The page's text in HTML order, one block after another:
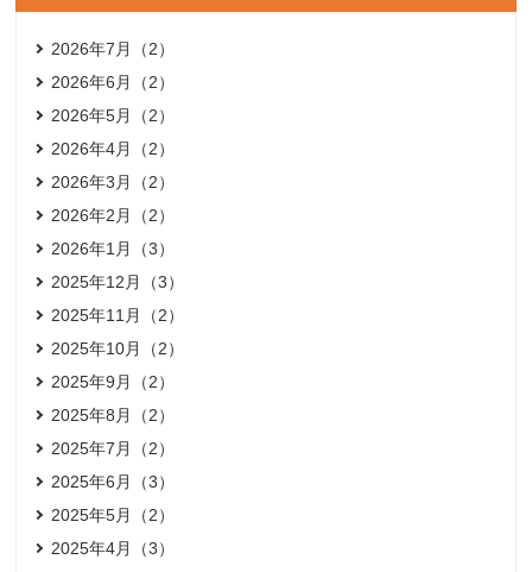
2026年7月（2）
2026年6月（2）
2026年5月（2）
2026年4月（2）
2026年3月（2）
2026年2月（2）
2026年1月（3）
2025年12月（3）
2025年11月（2）
2025年10月（2）
2025年9月（2）
2025年8月（2）
2025年7月（2）
2025年6月（3）
2025年5月（2）
2025年4月（3）